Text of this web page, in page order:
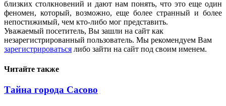
близких столкновений и дают нам понять, что это еще один
феномен, который, возможно, еще более странный и более
непостижимый, чем кто-либо мог представить.
Уважаемый посетитель, Вы зашли на сайт как
незарегистрированный пользователь. Мы рекомендуем Вам
зарегистрироваться либо зайти на сайт под своим именем.
Читайте также
Тайна города Сасово